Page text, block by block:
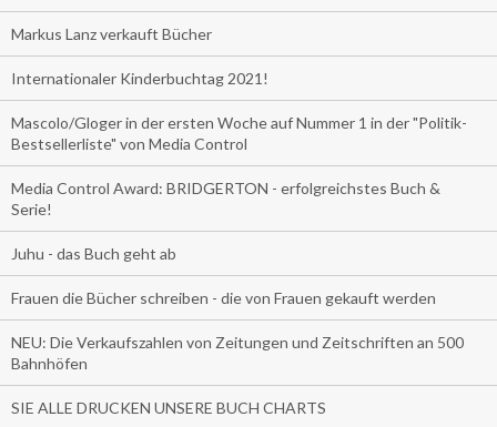
Markus Lanz verkauft Bücher
Internationaler Kinderbuchtag 2021!
Mascolo/Gloger in der ersten Woche auf Nummer 1 in der "Politik-
Bestsellerliste" von Media Control
Media Control Award: BRIDGERTON - erfolgreichstes Buch &
Serie!
Juhu - das Buch geht ab
Frauen die Bücher schreiben - die von Frauen gekauft werden
NEU: Die Verkaufszahlen von Zeitungen und Zeitschriften an 500
Bahnhöfen
SIE ALLE DRUCKEN UNSERE BUCH CHARTS